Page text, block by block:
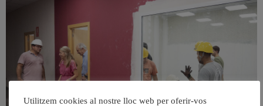
Utilitzem cookies al nostre lloc web per oferir-vos